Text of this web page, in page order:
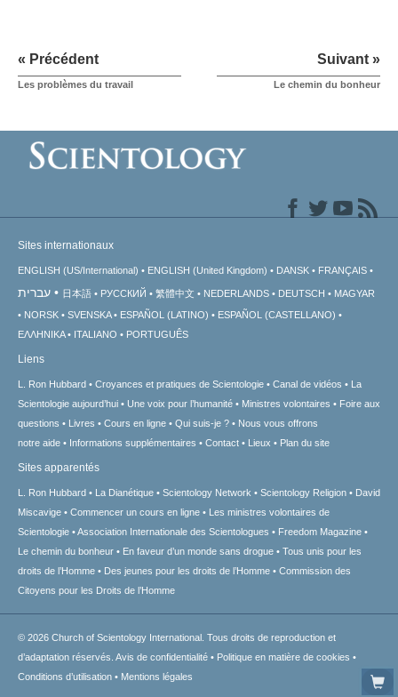
« Précédent
Les problèmes du travail
Suivant »
Le chemin du bonheur
Sites internationaux
ENGLISH (US/International) ENGLISH (United Kingdom) DANSK FRANÇAIS
עברית 日本語 РУССКИЙ 繁體中文 NEDERLANDS DEUTSCH
MAGYAR
NORSK
SVENSKA ESPAÑOL (LATINO)
ESPAÑOL (CASTELLANO)
ΕΛΛΗΝΙΚA
ITALIANO PORTUGUÊS
Liens
L. Ron Hubbard Croyances et pratiques de Scientologie Canal de vidéos
La
Scientologie aujourd’hui
Une voix pour l’humanité Ministres volontaires
Foire aux
questions
Livres Cours en ligne Qui suis-je ?
Nous vous offrons
notre aide
Informations supplémentaires Contact Lieux Plan du site
Sites apparentés
L. Ron Hubbard La Dianétique Scientology Network Scientology Religion
David
Miscavige
Commencer un cours en ligne
Les ministres volontaires de
Scientologie
Association Internationale des Scientologues
Freedom Magazine
Le chemin du bonheur
En faveur d’un monde sans drogue
Tous unis pour les
droits de l’Homme
Des jeunes pour les droits de l’Homme
Commission des
Citoyens pour les Droits de l’Homme
© 2026 Church of Scientology International. Tous droits de reproduction et
d’adaptation réservés. Avis de confidentialité • Politique en matière de cookies •
Conditions d’utilisation • Mentions légales